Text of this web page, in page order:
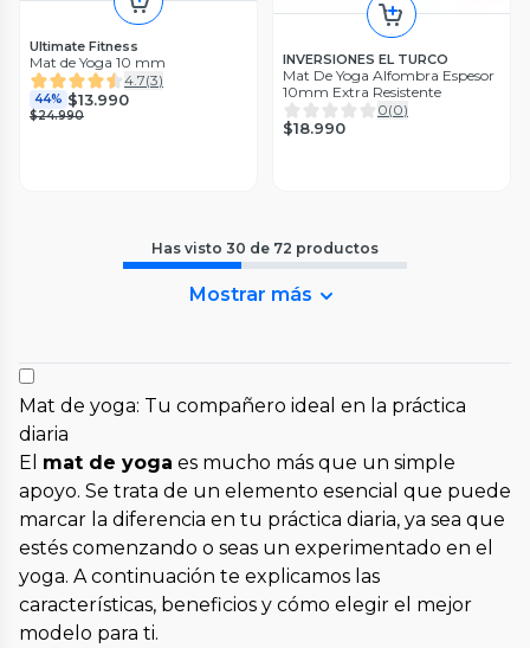
Ultimate Fitness
Mat de Yoga 10 mm
4.7(3)
44% $13.990
$24.990
INVERSIONES EL TURCO
Mat De Yoga Alfombra Espesor
10mm Extra Resistente
0(0)
$18.990
Has visto 30 de 72 productos
Mostrar más
Mat de yoga: Tu compañero ideal en la práctica
diaria
El mat de yoga es mucho más que un simple
apoyo. Se trata de un elemento esencial que puede
marcar la diferencia en tu práctica diaria, ya sea que
estés comenzando o seas un experimentado en el
yoga. A continuación te explicamos las
características, beneficios y cómo elegir el mejor
modelo para ti.